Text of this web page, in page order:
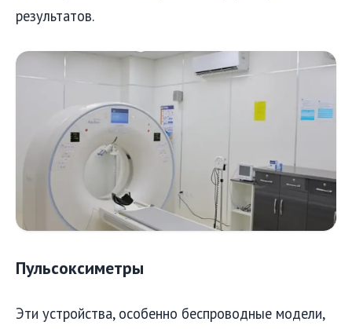
результатов.
Пульсоксиметры
Эти устройства, особенно беспроводные модели,